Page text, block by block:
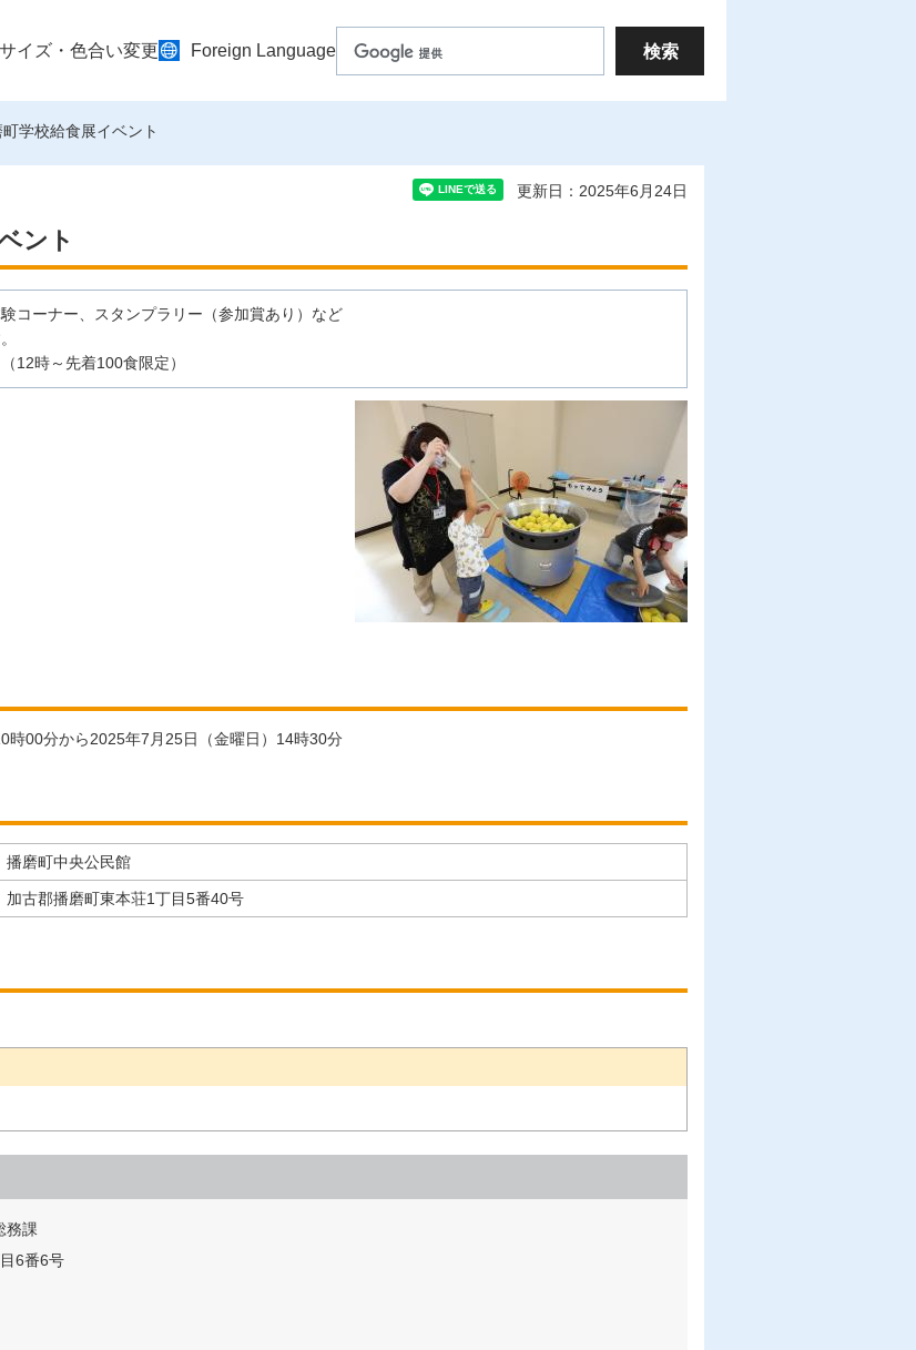
イズ・色合い変更 Foreign Language
学校給食展イベント
更新日：2025年6月24日
ント
コーナー、スタンプラリー（参加賞あり）など
12時～先着100食限定）
時00分から2025年7月25日（金曜日）14時30分
播磨町中央公民館
加古郡播磨町東本荘1丁目5番40号
務課
6番6号